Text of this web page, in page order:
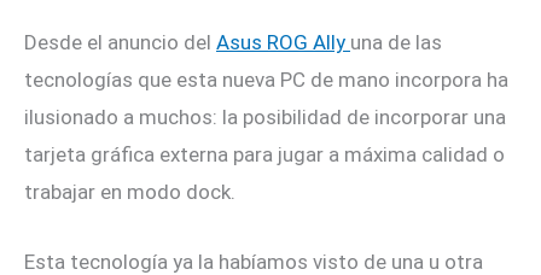
Desde el anuncio del Asus ROG Ally una de las
tecnologías que esta nueva PC de mano incorpora ha
ilusionado a muchos: la posibilidad de incorporar una
tarjeta gráfica externa para jugar a máxima calidad o
trabajar en modo dock.
Esta tecnología ya la habíamos visto de una u otra